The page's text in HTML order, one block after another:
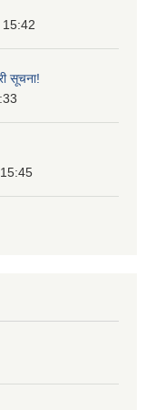
सूचना!